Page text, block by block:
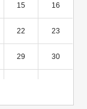
15 16
22 23
29 30